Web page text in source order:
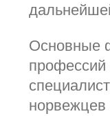
Основные
профессий
норвежцев